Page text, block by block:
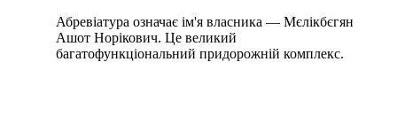
Абревіатура означає ім'я власника — Мєлікбєгян
Ашот Норікович. Це великий
багатофункціональний придорожній комплекс.